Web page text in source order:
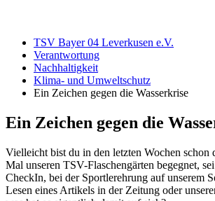
TSV Bayer 04 Leverkusen e.V.
Verantwortung
Nachhaltigkeit
Klima- und Umweltschutz
Ein Zeichen gegen die Wasserkrise
Ein Zeichen gegen die
Vielleicht bist du in den letzten Wochen schon
Mal unseren TSV-Flaschengärten begegnet,
CheckIn, bei der Sportlerehrung auf unserem
Lesen eines Artikels in der Zeitung oder